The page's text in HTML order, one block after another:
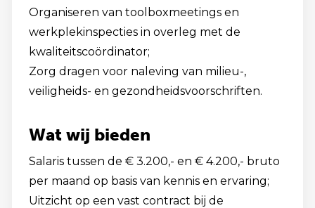
Organiseren van toolboxmeetings en
werkplekinspecties in overleg met de
kwaliteitscoördinator;
Zorg dragen voor naleving van milieu-,
veiligheids- en gezondheidsvoorschriften.
Wat wij bieden
Salaris tussen de € 3.200,- en € 4.200,- bruto
per maand op basis van kennis en ervaring;
Uitzicht op een vast contract bij de